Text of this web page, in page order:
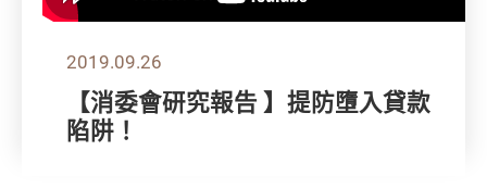
2019.09.26
【消委會研究報告 】提防墮入貸款
陷阱！